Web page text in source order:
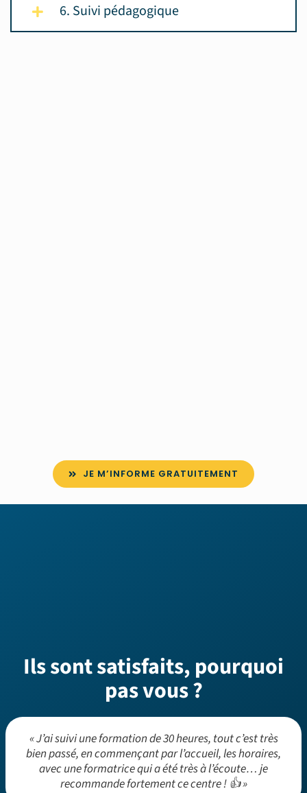
6. Suivi pédagogique
JE M’INFORME GRATUITEMENT
Ils sont satisfaits, pourquoi
pas vous ?
« J’ai suivi une formation de 30 heures, tout c’est très
bien passé, en commençant par l’accueil, les horaires,
avec une formatrice qui a été très à l’écoute… je
recommande fortement ce centre ! 👍 »